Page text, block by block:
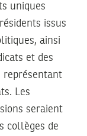
uniques
issus
ainsi
et des
représentant
Les
seraient
collèges de